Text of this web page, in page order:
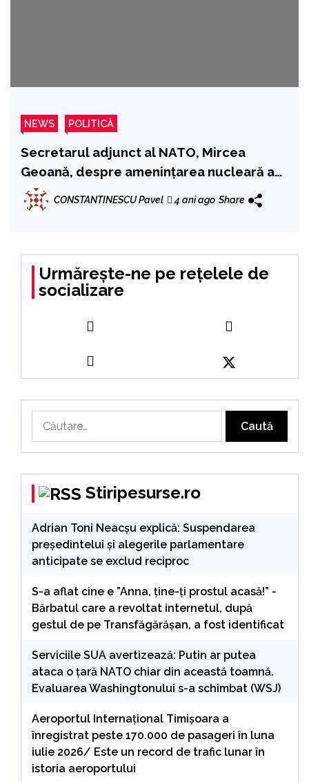
NEWS POLITICĂ
Secretarul adjunct al NATO, Mircea
Geoană, despre amenințarea nucleară a
lui Putin : ‘Nu sesizăm altceva decât o
folosire nechibzuită și periculoasă a unei
CONSTANTINESCU Pavel 4 ani ago Share
Urmărește-ne pe rețelele de
socializare
Stiripesurse.ro
Adrian Toni Neacșu explică: Suspendarea
președintelui și alegerile parlamentare
anticipate se exclud reciproc
S-a aflat cine e ”Anna, ţine-ţi prostul acasă!” -
Bărbatul care a revoltat internetul, după
gestul de pe Transfăgărășan, a fost identificat
Serviciile SUA avertizează: Putin ar putea
ataca o țară NATO chiar din această toamnă.
Evaluarea Washingtonului s-a schimbat (WSJ)
Aeroportul Internaţional Timişoara a
înregistrat peste 170.000 de pasageri în luna
iulie 2026/ Este un record de trafic lunar în
istoria aeroportului